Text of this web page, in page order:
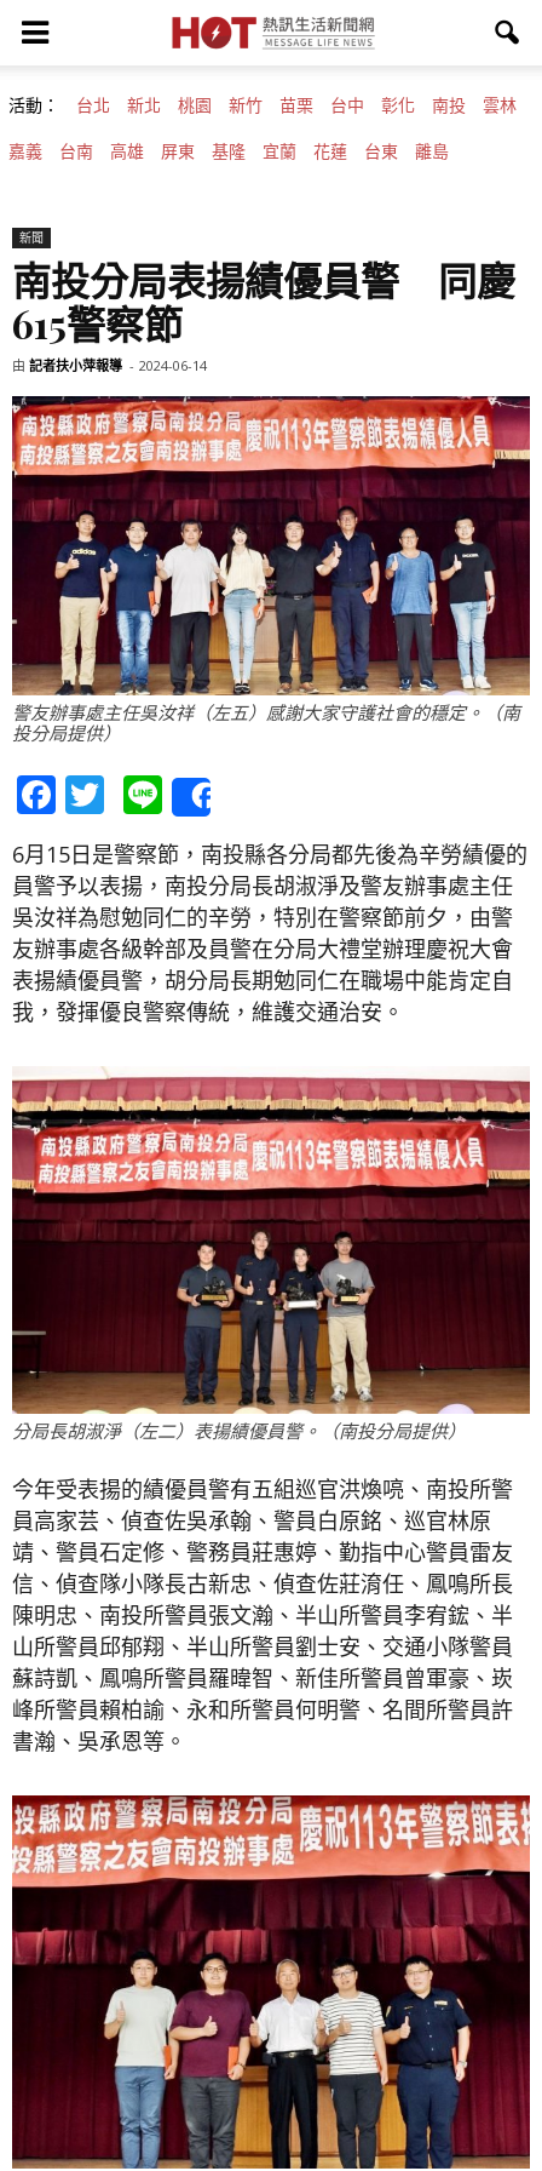
活動： 台北 新北 桃園 新竹 苗栗 台中 彰化 南投 雲林
嘉義 台南 高雄 屏東 基隆 宜蘭 花蓮 台東 離島
新聞
南投分局表揚績優員警 同慶
615警察節
由 記者扶小萍報導 - 2024-06-14
警友辦事處主任吳汝祥（左五）感謝大家守護社會的穩定。（南
投分局提供）
Facebook
Twitter
Line
6月15日是警察節，南投縣各分局都先後為辛勞績優的
員警予以表揚，南投分局長胡淑淨及警友辦事處主任
吳汝祥為慰勉同仁的辛勞，特別在警察節前夕，由警
友辦事處各級幹部及員警在分局大禮堂辦理慶祝大會
表揚績優員警，胡分局長期勉同仁在職場中能肯定自
我，發揮優良警察傳統，維護交通治安。
分局長胡淑淨（左二）表揚績優員警。（南投分局提供）
今年受表揚的績優員警有五組巡官洪煥喨、南投所警
員高家芸、偵查佐吳承翰、警員白原銘、巡官林原
靖、警員石定修、警務員莊惠婷、勤指中心警員雷友
信、偵查隊小隊長古新忠、偵查佐莊淯任、鳳鳴所長
陳明忠、南投所警員張文瀚、半山所警員李宥鋐、半
山所警員邱郁翔、半山所警員劉士安、交通小隊警員
蘇詩凱、鳳鳴所警員羅暐智、新佳所警員曾軍豪、崁
峰所警員賴柏諭、永和所警員何明警、名間所警員許
書瀚、吳承恩等。